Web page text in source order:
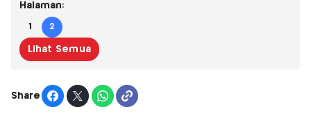
Halaman:
1 2
Lihat Semua
Share